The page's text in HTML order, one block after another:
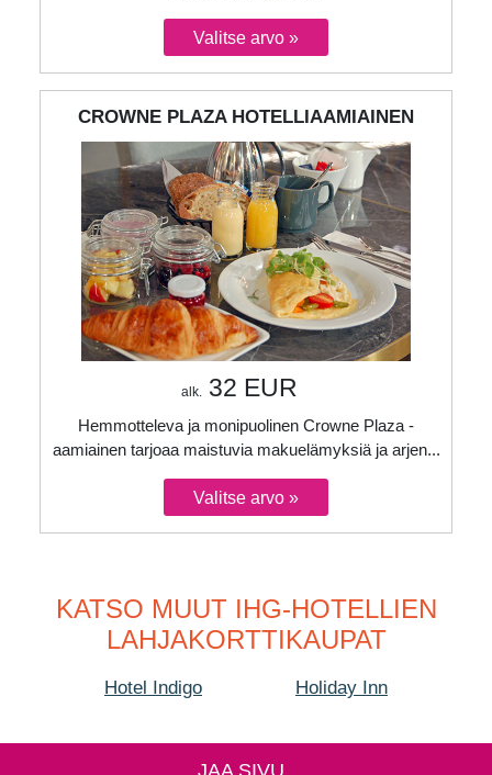
CROWNE PLAZA HOTELLIAAMIAINEN
alk. 32 EUR
Hemmotteleva ja monipuolinen Crowne Plaza -
aamiainen tarjoaa maistuvia makuelämyksiä ja arjen...
KATSO MUUT IHG-HOTELLIEN
LAHJAKORTTIKAUPAT
Hotel Indigo Holiday Inn
JAA SIVU